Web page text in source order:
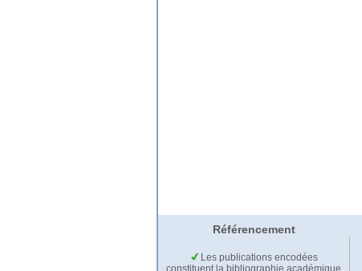
Référencement
Les publications encodées